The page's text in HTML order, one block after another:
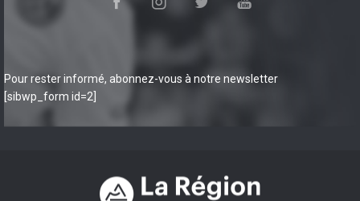
Pour rester informé, abonnez-vous à notre newsletter
[sibwp_form id=2]